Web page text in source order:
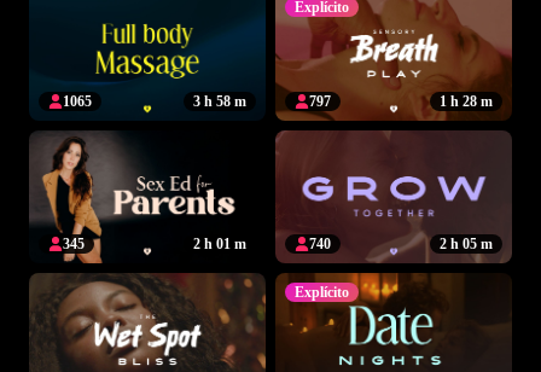
3 h 58 m
1065
Explícito
1 h 28 m
797
2 h 01 m
345 2 h 05 m
740
Explícito